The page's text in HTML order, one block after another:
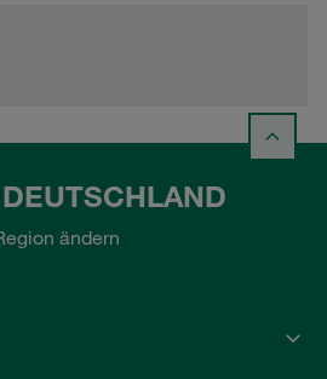
ändern